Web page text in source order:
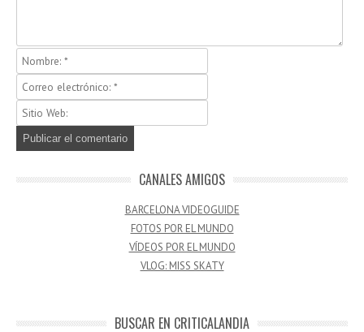
CANALES AMIGOS
BARCELONA VIDEOGUIDE
FOTOS POR EL MUNDO
VÍDEOS POR EL MUNDO
VLOG: MISS SKATY
BUSCAR EN CRITICALANDIA